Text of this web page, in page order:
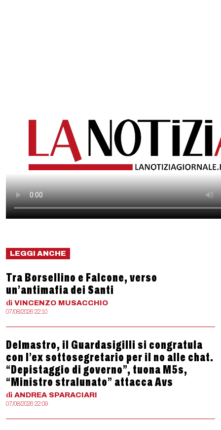
LEGGI ANCHE
Tra Borsellino e Falcone, verso
un’antimafia dei Santi
di VINCENZO MUSACCHIO
07/08/2026 22:10
Delmastro, il Guardasigilli si congratula
con l’ex sottosegretario per il no alle chat.
“Depistaggio di governo”, tuona M5s,
“Ministro stralunato” attacca Avs
di ANDREA SPARACIARI
07/08/2026 22:09